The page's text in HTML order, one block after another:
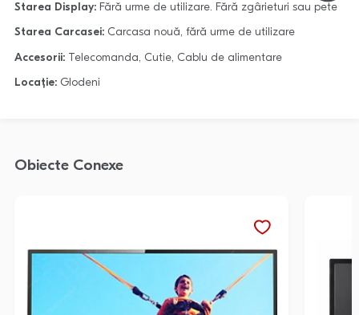
Starea Display:Fără urme de utilizare. Fără zgârieturi sau pete
Starea Carcasei:Carcasa nouă, fără urme de utilizare
Accesorii:Telecomanda, Cutie, Cablu de alimentare
Locație:Glodeni
Obiecte Conexe